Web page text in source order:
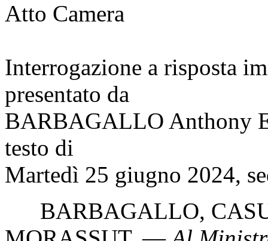
Atto Camera
Interrogazione a risposta
presentato da
BARBAGALLO Anthony
testo di
Martedì 25 giugno 2024,
BARBAGALLO,